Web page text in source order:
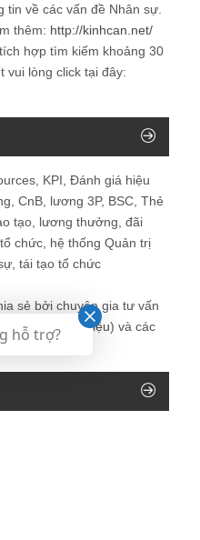
tin về các vấn đề Nhân sự
thêm: http://kinhcan.net/
hợp tìm kiếm khoảng 30
vui lòng click tại đây:
KPI, Đánh giá hiệu
CnB, lương 3P, BSC, Thẻ
tạo, lương thưởng, đãi
chức, hệ thống Quản trị
tái tạo tổ chức
sẻ bởi chuyên gia tư vấn
Cường (giới thiệu) và các
Nhân sự.
hỗ trợ?